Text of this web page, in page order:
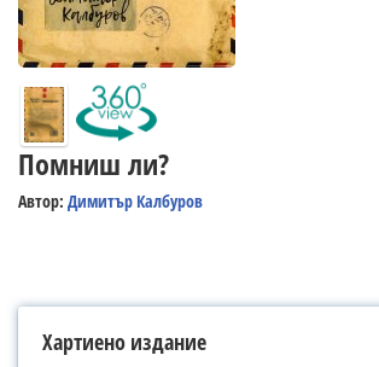
Помниш ли?
Автор: Димитър Калбуров
Хартиено издание